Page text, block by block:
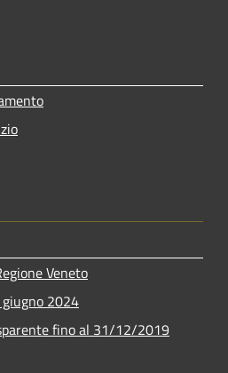
Veneto
2024
fino al 31/12/2019